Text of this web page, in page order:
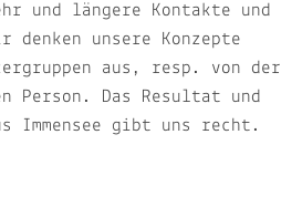
und längere Kontakte und
denken unsere Konzepte
aus, resp. von der
Person. Das Resultat und
Immensee gibt uns recht.